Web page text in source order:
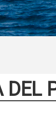
DEL